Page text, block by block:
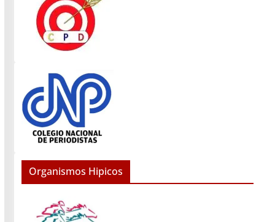
Organismos Hipicos